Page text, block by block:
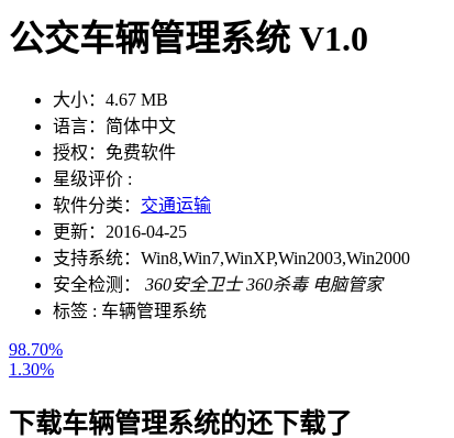
公交车辆管理系统 V1.0
大小： 4.67 MB
语言： 简体中文
授权： 免费软件
星级评价 :
软件分类： 交通运输
更新： 2016-04-25
支持系统： Win8,Win7,WinXP,Win2003,Win2000
安全检测：
360安全卫士 360杀毒 电脑管家
标签 : 车辆管理系统
98.70%
1.30%
下载车辆管理系统的还下载了